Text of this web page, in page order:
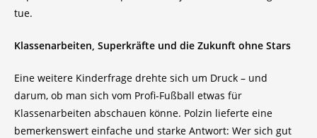
tue.
Klassenarbeiten, Superkräfte und die Zukunft ohne Stars
Eine weitere Kinderfrage drehte sich um Druck – und
darum, ob man sich vom Profi-Fußball etwas für
Klassenarbeiten abschauen könne. Polzin lieferte eine
bemerkenswert einfache und starke Antwort: Wer sich gut